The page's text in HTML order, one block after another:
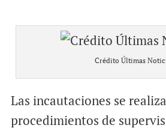
Crédito Últimas
Las incautaciones se
procedimientos de